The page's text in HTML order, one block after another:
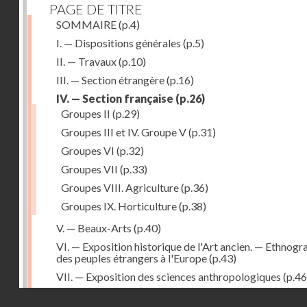
PAGE DE TITRE
SOMMAIRE(p.4)
I. — Dispositions générales (p.5)
II. — Travaux(p.10)
III. — Section étrangère(p.16)
IV. — Section française (p.26)
Groupes II (p.29)
Groupes III et IV. Groupe V(p.31)
Groupes VI (p.32)
Groupes VII (p.33)
Groupes VIII. Agriculture(p.36)
Groupes IX. Horticulture(p.38)
V. — Beaux-Arts (p.40)
VI. — Exposition historique de l'Art ancien. —
des peuples étrangers à l'Europe(p.43)
VII. — Exposition des sciences anthropologiques